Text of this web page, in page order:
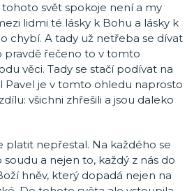
svět spokoje není a my
lidmi té lásky k Bohu a lásky k
chybí. A tady už netřeba se dívat
pravdě řečeno to v tomto
věci. Tady se stačí podívat na
Pavel je v tomto ohledu naprosto
všichni zhřešili a jsou daleko
platit nepřestal. Na každého se
a nejen to, každý z nás do
hněv, který dopadá nejen na